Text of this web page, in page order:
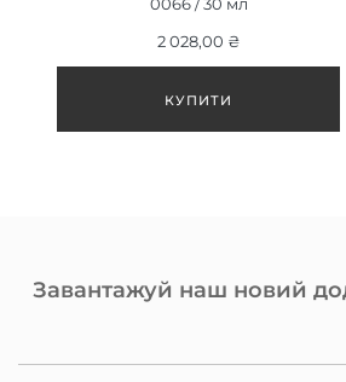
0066 / 30 мл
2 028,00 ₴
Завантажуй наш новий